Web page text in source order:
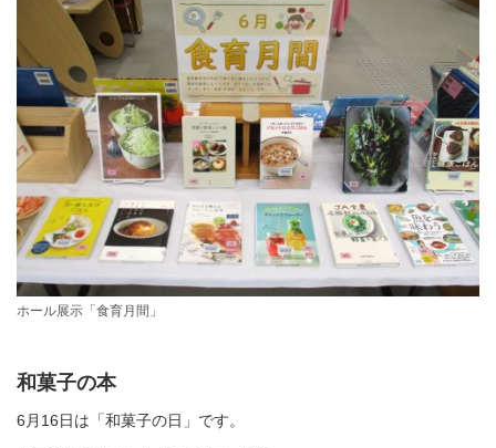
ホール展示「食育月間」
和菓子の本
6月16日は「和菓子の日」です。